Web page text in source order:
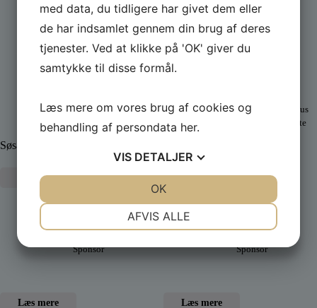
Vores Sponsorer og partnere:
Sponsor
Søsætning og transport af både
Læs mere
PSK´s nye klubhus
opføres med støtte
Trygfronden
Sponsor
Læs mere
XL-Byg
Sponsor
Læs mere
med data, du tidligere har givet dem eller
de har indsamlet gennem din brug af deres
tjenester. Ved at klikke på 'OK' giver du
samtykke til disse formål.
Læs mere om vores brug af cookies og
behandling af persondata her.
VIS DETALJER
AFVIS ALLE
OK